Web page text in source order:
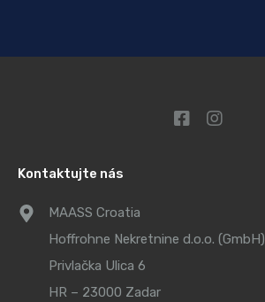
Kontaktujte nás
MAASS Croatia
Hoffrohne Nekretnine d.o.o. (GmbH)
Privlačka Ulica 6
HR – 23000 Zadar